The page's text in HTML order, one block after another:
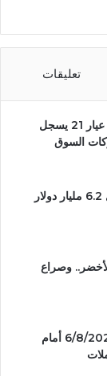
تعليقات
أسعار الذهب في مصر اليوم.. عيار 21 يسجل
وصراع
سعر الدولار اليوم الخميس 6/8/2026 أمام